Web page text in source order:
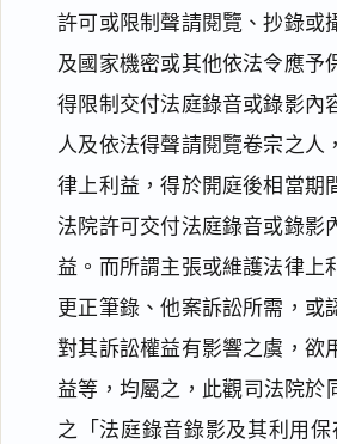
許可或限制聲請閱覽、抄錄或
及國家機密或其他依法令應予
得限制交付法庭錄音或錄影內
人及依法得聲請閱覽卷宗之人
律上利益，得於開庭後相當期
法院許可交付法庭錄音或錄影
益。而所謂主張或維護法律上
更正筆錄、他案訴訟所需，或
對其訴訟權益有影響之虞，欲
益等，均屬之，此觀司法院於
之「法庭錄音錄影及其利用